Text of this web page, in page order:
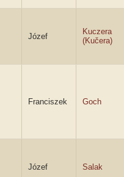
Józef
Kuczera
(Kučera)
Franciszek Goch
Józef Salak